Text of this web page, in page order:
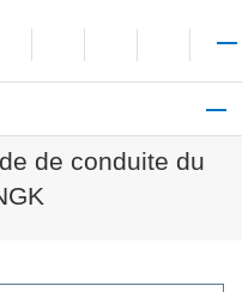
Open language
Open site search
Open
de conduite du